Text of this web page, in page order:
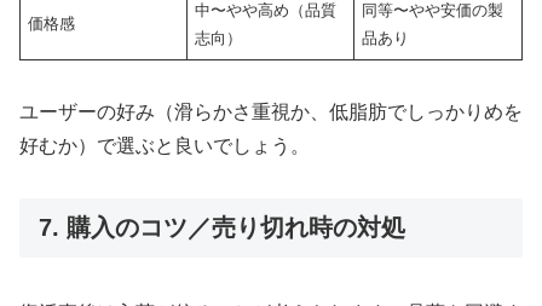
価格感
中〜やや高め（品質
志向）
同等〜やや安価の製
品あり
ユーザーの好み（滑らかさ重視か、低脂肪でしっかりめを
好むか）で選ぶと良いでしょう。
7. 購入のコツ／売り切れ時の対処